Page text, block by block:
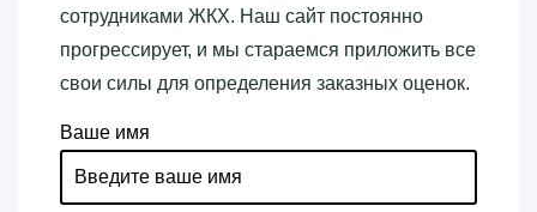
сотрудниками ЖКХ. Наш сайт постоянно
прогрессирует, и мы стараемся приложить все
свои силы для определения заказных оценок.
Ваше имя